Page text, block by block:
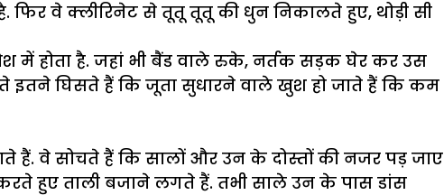
फिर वे क्लीरिनेट से तूतू तूतू की धुन निकालते हुए, थोड़ी सी
होता है. जहां भी बैंड वाले रुके, नर्तक सड़क घेर कर उस
इतने घिसते हैं कि जूता सुधारने वाले खुश हो जाते हैं कि कम
हैं. वे सोचते हैं कि सालों और उन के दोस्तों की नजर पड़ जाए
हुए ताली बजाने लगते हैं. तभी साले उन के पास डांस